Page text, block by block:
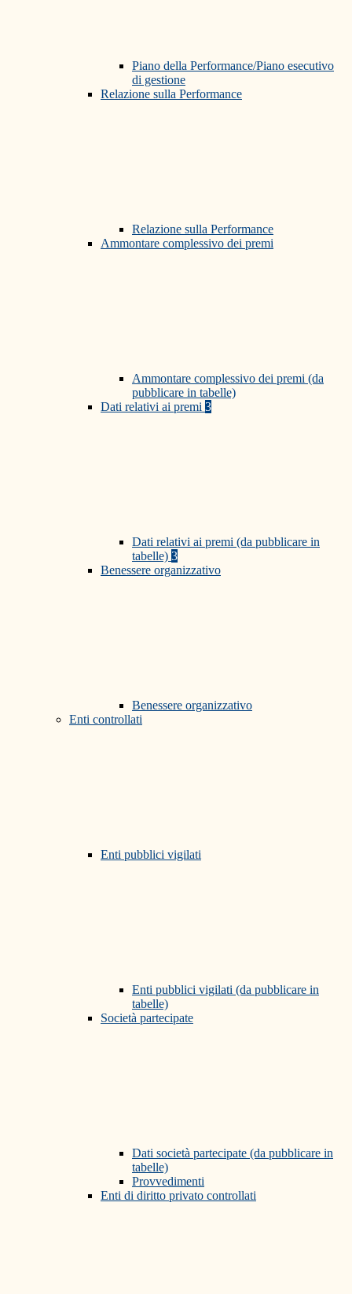
Piano della Performance/Piano esecutivo
di gestione
Relazione sulla Performance
Relazione sulla Performance
Ammontare complessivo dei premi
Ammontare complessivo dei premi (da
pubblicare in tabelle)
Dati relativi ai premi 3
Dati relativi ai premi (da pubblicare in
tabelle) 3
Benessere organizzativo
Benessere organizzativo
Enti controllati
Enti pubblici vigilati
Enti pubblici vigilati (da pubblicare in
tabelle)
Società partecipate
Dati società partecipate (da pubblicare in
tabelle)
Provvedimenti
Enti di diritto privato controllati